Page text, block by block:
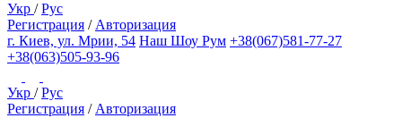
Укр /Рус
Регистрация / Авторизация
г. Киев, ул. Мрии, 54 Наш Шоу Рум +38(067)581-77-27
+38(063)505-93-96
Укр /Рус
Регистрация / Авторизация